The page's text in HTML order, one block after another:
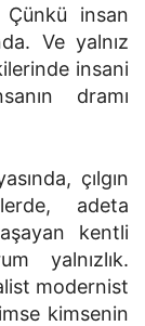
Çünkü insan
Ve yalnız
insani
dramı
çılgın
adeta
kentli
yalnızlık.
modernist
kimsenin